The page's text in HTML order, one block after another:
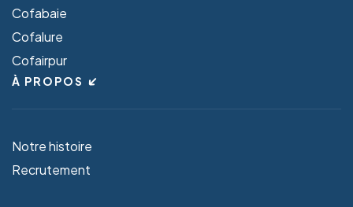
Cofabaie
Cofalure
Cofairpur
À PROPOS
Notre histoire
Recrutement